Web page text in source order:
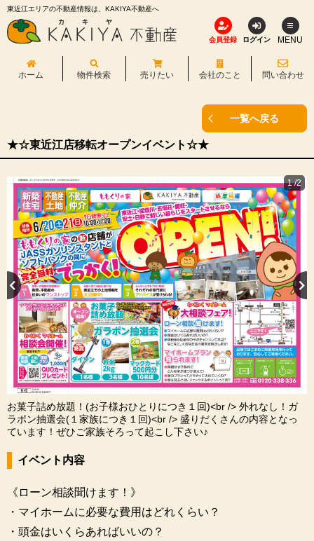
東近江エリアの不動産情報は、KAKIYA不動産へ
会員登録 ログイン MENU
ホーム 物件検索 売りたい 会社のこと 問い合わせ
一覧へ戻る
★☆東近江店移転オープンイベント☆★
1/2
お菓子詰め放題！(お子様おひとりにつき１回)<br /> 外れなし！ガ
ラポン抽選会(１家族につき１回)<br /> 盛りだくさんの内容となっ
ています！ぜひご家族そろって起こし下さい♪
イベント内容
《ローン相談聞けます！》
・マイホームに必要な費用はどれくらい？
・頭金はいくらあればいいの？